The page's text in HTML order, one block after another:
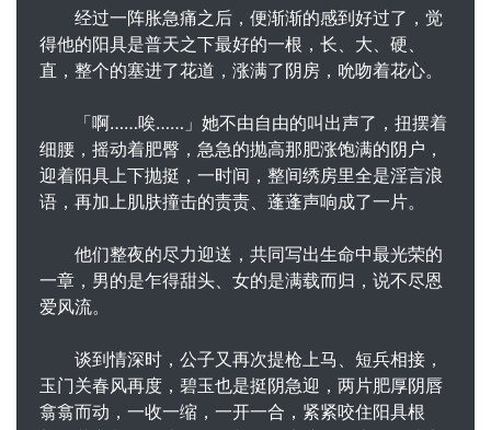
经过一阵胀急痛之后，便渐渐的感到好过了，觉
得他的阳具是普天之下最好的一根，长、大、硬、
直，整个的塞进了花道，涨满了阴房，吮吻着花心。
「啊……唉……」她不由自由的叫出声了，扭摆着
细腰，摇动着肥臀，急急的抛高那肥涨饱满的阴户，
迎着阳具上下抛挺，一时间，整间绣房里全是淫言浪
语，再加上肌肤撞击的责责、蓬蓬声响成了一片。
他们整夜的尽力迎送，共同写出生命中最光荣的
一章，男的是乍得甜头、女的是满载而归，说不尽恩
爱风流。
谈到情深时，公子又再次提枪上马、短兵相接，
玉门关春风再度，碧玉也是挺阴急迎，两片肥厚阴唇
翕翕而动，一收一缩，一开一合，紧紧咬住阳具根